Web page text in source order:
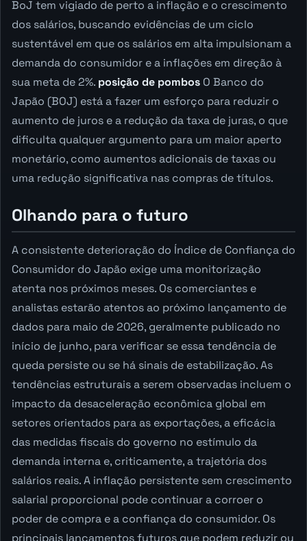
BoJ tem vigiado de perto a inflação e o crescimento
dos salários, buscando evidências de um ciclo
sustentável em que os salários em alta impulsionam a
demanda do consumidor e a inflações em direção à
sua meta de 2%. posição de pombos O Banco do
Japão (BOJ) está a fazer um esforço para reduzir o
aumento de juros e a redução da taxa de juras, o que
dificulta qualquer argumento para um maior aperto
monetário, como aumentos adicionais de taxas ou
uma redução significativa nas compras de títulos.
Olhando para o futuro
A consistente deterioração do Índice de Confiança do
Consumidor do Japão exige uma monitorização
atenta nos próximos meses. Os comerciantes e
analistas estarão atentos ao próximo lançamento de
dados para maio de 2026, geralmente publicado no
início de junho, para verificar se essa tendência de
queda persiste ou se há sinais de estabilização. As
tendências estruturais a serem observadas incluem o
impacto da desaceleração econômica global em
setores orientados para as exportações, a eficácia
das medidas fiscais do governo no estímulo da
demanda interna e, criticamente, a trajetória dos
salários reais. A inflação persistente sem crescimento
salarial proporcional pode continuar a corroer o
poder de compra e a confiança do consumidor. Os
principais lançamentos futuros que podem reduzir ou